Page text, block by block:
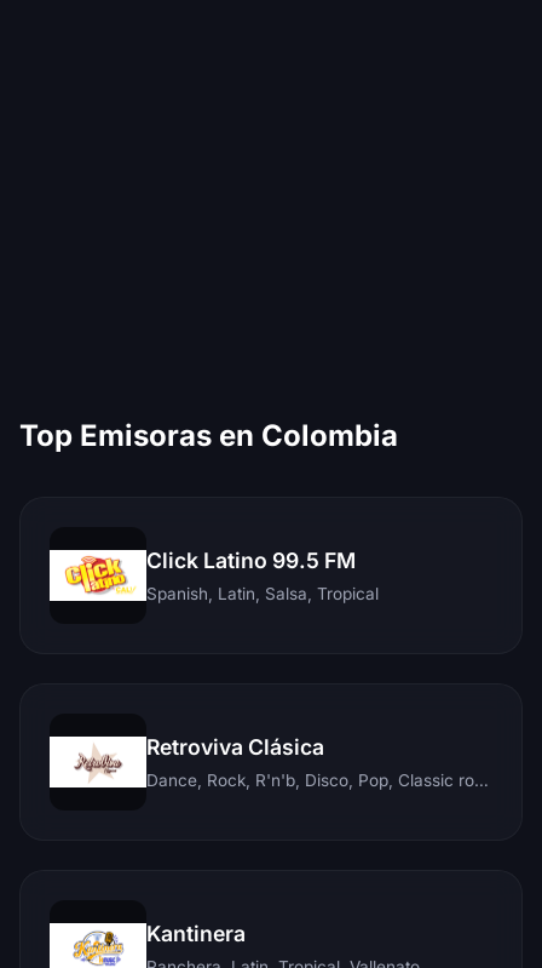
Top Emisoras en Colombia
Click Latino 99.5 FM
Spanish, Latin, Salsa, Tropical
Retroviva Clásica
Dance, Rock, R'n'b, Disco, Pop, Classic rock, Techno, Reggae
Kantinera